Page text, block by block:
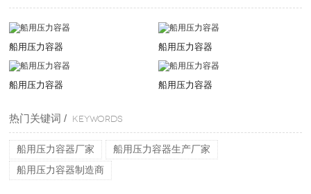
船用压力容器 船用压力容器
船用压力容器 船用压力容器
热门关键词 / KEYWORDS
船用压力容器厂家
船用压力容器生产厂家
船用压力容器制造商